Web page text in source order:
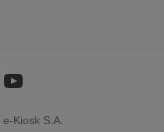
e-Kiosk S.A.